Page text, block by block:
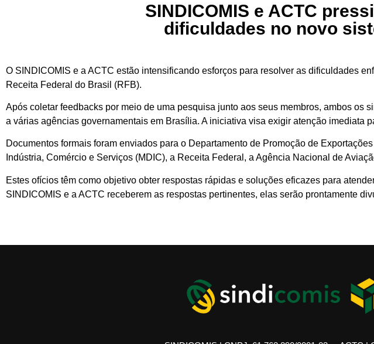
SINDICOMIS e ACTC
dificuldades no novo
O SINDICOMIS e a ACTC estão intensificando esforços para resolver as dificuldades
Receita Federal do Brasil (RFB).
Após coletar feedbacks por meio de uma pesquisa junto aos seus membros, ambos os
a várias agências governamentais em Brasília. A iniciativa visa exigir atenção imediata
Documentos formais foram enviados para o Departamento de Promoção de
Indústria, Comércio e Serviços (MDIC), a Receita Federal, a Agência Nacional de
Estes ofícios têm como objetivo obter respostas rápidas e soluções eficazes para
SINDICOMIS e a ACTC receberem as respostas pertinentes, elas serão prontamente